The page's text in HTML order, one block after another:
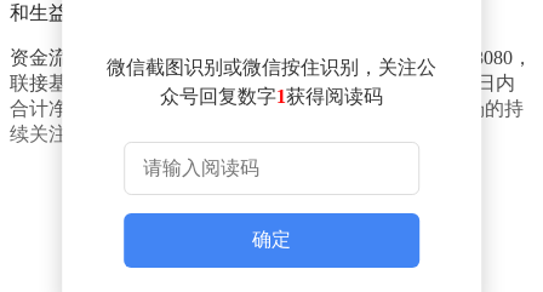
和生益电子也分别实现了超过7%和6%的涨幅。
资金流向方面，Wind数据显示，科创50ETF易方达（588080，
联接基金A/C/Y：011608/011609/022895）在近五个交易日内
合计净流入资金超过7亿元，显示出投资者对科创板市场的持
续关注和热情。
微信截图识别或微信按住识别，关注公
众号回复数字1获得阅读码
确定